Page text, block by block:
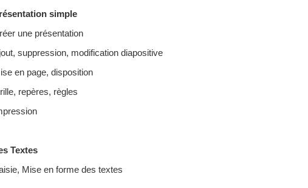
simple
une présentation
suppression, modification diapositive
en page, disposition
repères, règles
Textes
Mise en forme des textes